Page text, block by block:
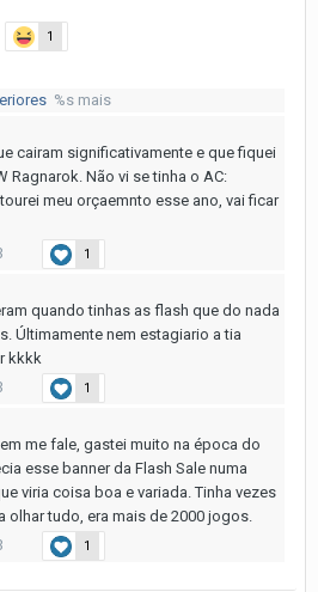
1
%s mais
cairam significativamente e que fiquei
Ragnarok. Não vi se tinha o AC:
meu orçaemnto esse ano, vai ficar
1
quando tinhas as flash que do nada
Últimamente nem estagiario a tia
kkkk
1
me fale, gastei muito na época do
esse banner da Flash Sale numa
viria coisa boa e variada. Tinha vezes
olhar tudo, era mais de 2000 jogos.
1